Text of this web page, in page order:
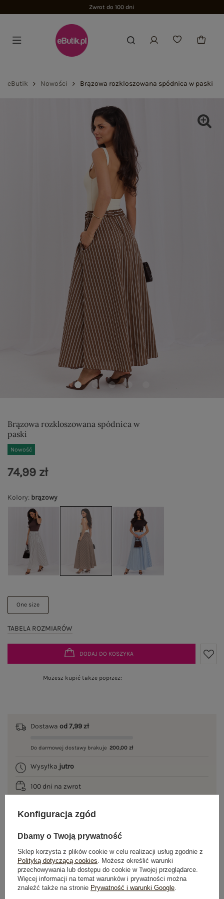
Zwrot do 100 dni
eButik Nowości Brązowa rozkloszowana spódnica w paski
Brązowa rozkloszowana spódnica w
paski
Nowość
Kolory: brązowy
One size
TABELA ROZMIARÓW
74,99 zł
DODAJ DO KOSZYKA
Możesz kupić także poprzez:
Dostawa od 7,99 zł
Do darmowej dostawy brakuje 200,00 zł
Wysyłka jutro
100 dni na zwrot
OPIS PRODUKTU
GŁÓWNE PARAMETRY
OPINIE O PRODUKCIE (0)
Konfiguracja zgód
Dbamy o Twoją prywatność
Sklep korzysta z plików cookie w celu realizacji usług zgodnie z
Polityką dotyczącą cookies. Możesz określić warunki
przechowywania lub dostępu do cookie w Twojej przeglądarce.
Więcej informacji na temat warunków i prywatności można
znaleźć także na stronie Prywatność i warunki Google.